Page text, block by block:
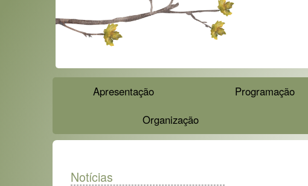
Apresentação Programação
Organização
Notícias